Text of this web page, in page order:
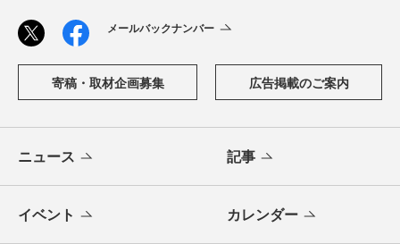
メールバックナンバー
寄稿・取材企画募集 広告掲載のご案内
ニュース 記事
イベント カレンダー